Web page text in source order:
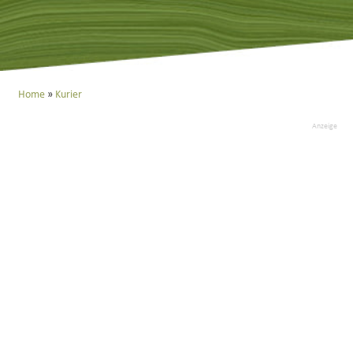
Home Kurier
Anzeige